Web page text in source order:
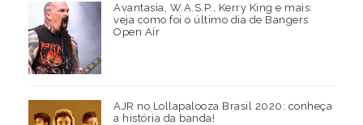
Avantasia, W.A.S.P., Kerry King e mais:
veja como foi o último dia de Bangers
Open Air
AJR no Lollapalooza Brasil 2020: conheça
a história da banda!